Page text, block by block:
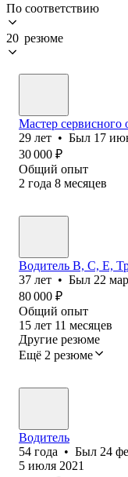
По соответствию
20 резюме
Мастер сервисного
29 лет • Был 17
30 000 ₽
Общий опыт
2 года 8 месяцев
Водитель B, C, E,
37 лет • Был 22
80 000 ₽
Общий опыт
15 лет 11 месяцев
Другие резюме
Ещё 2 резюме
Водитель
54 года • Был 24
5 июля 2021